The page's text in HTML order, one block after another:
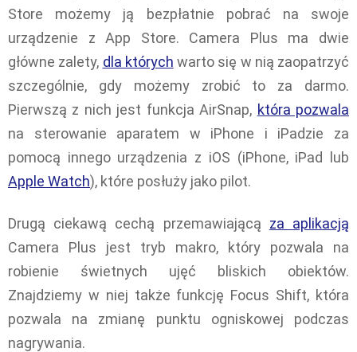
Store możemy ją bezpłatnie pobrać na swoje
urządzenie z App Store. Camera Plus ma dwie
główne zalety, dla których warto się w nią zaopatrzyć
szczególnie, gdy możemy zrobić to za darmo.
Pierwszą z nich jest funkcja AirSnap, która pozwala
na sterowanie aparatem w iPhone i iPadzie za
pomocą innego urządzenia z iOS (iPhone, iPad lub
Apple Watch), które posłuży jako pilot.
Drugą ciekawą cechą przemawiającą za aplikacją
Camera Plus jest tryb makro, który pozwala na
robienie świetnych ujęć bliskich obiektów.
Znajdziemy w niej także funkcję Focus Shift, która
pozwala na zmianę punktu ogniskowej podczas
nagrywania.